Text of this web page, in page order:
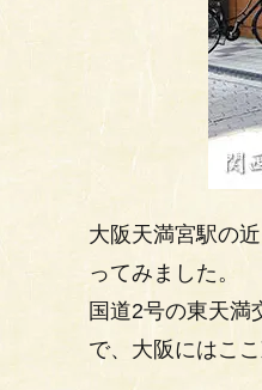
大阪天満宮駅の
ってみました。
国道2号の東天満
で、大阪にはこ